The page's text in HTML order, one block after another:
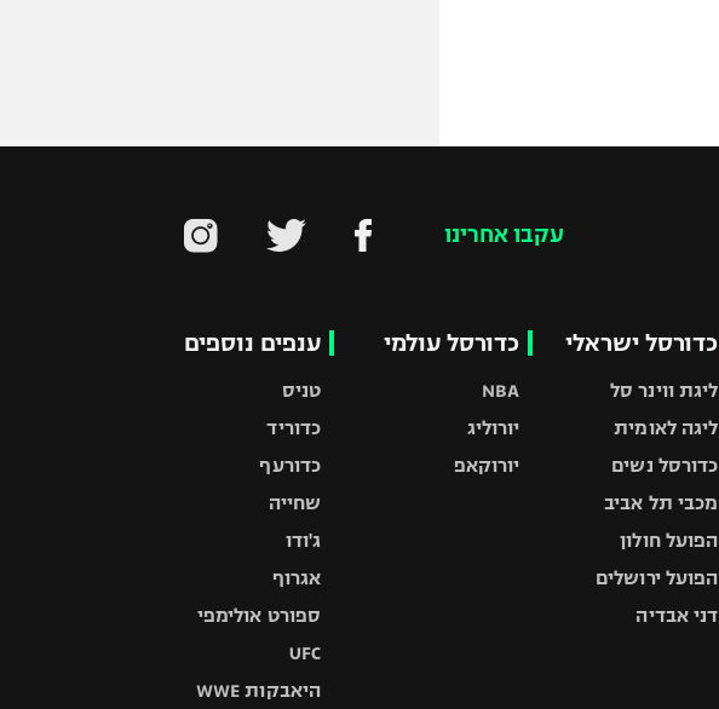
עקבו אחרינו
כדורסל ישראלי
ליגת ווינר סל
ליגה לאומית
כדורסל נשים
מכבי תל אביב
הפועל חולון
הפועל ירושלים
דני אבדיה
כדורסל עולמי
NBA
יורוליג
יורוקאפ
ענפים נוספים
טניס
כדוריד
כדורעף
שחייה
ג'ודו
אגרוף
ספורט אולימפי
UFC
היאבקות WWE